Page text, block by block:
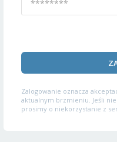
Zalogowanie oznacza
aktualnym brzmieniu. Jeśli
prosimy o niekorzystanie z